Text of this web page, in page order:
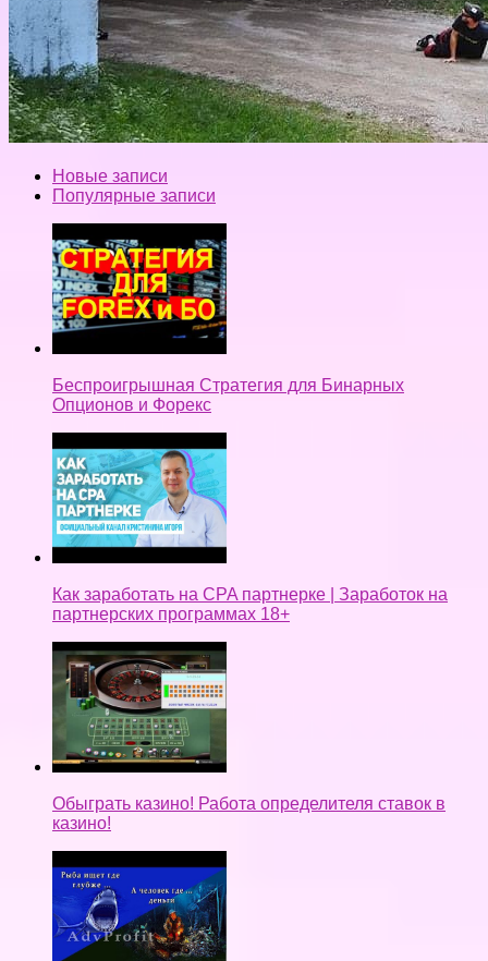
Новые записи
Популярные записи
Беспроигрышная Стратегия для Бинарных
Опционов и Форекс
Как заработать на CPA партнерке | Заработок на
партнерских программах 18+
Обыграть казино! Работа определителя ставок в
казино!